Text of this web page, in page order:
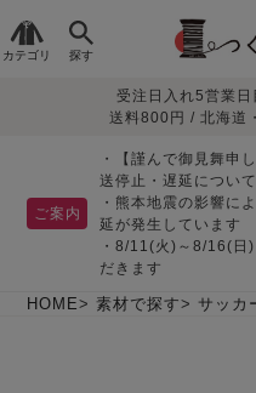
カテゴリ 探す
レディ
生地で
さがす
敏感肌用
パジャマ
入
夏パジャマ特集
受注日入れ5営業日
送料800円 / 北海道
ご案内
・【謹んで御見舞申
送停止・遅延につい
・熊本地震の影響に
延が発生しています
・8/11(火)～8/16(日
だきます
HOME 素材で探す サッカ